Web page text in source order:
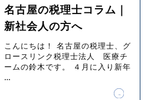
名古屋の税理士コラム｜
新社会人の方へ
こんにちは！ 名古屋の税理士、グ
ロースリンク税理士法人 医療チ
ームの鈴木です。 ４月に入り新年
…